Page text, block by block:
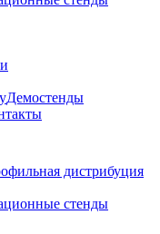
Демостенды
дистрибуция
стенды